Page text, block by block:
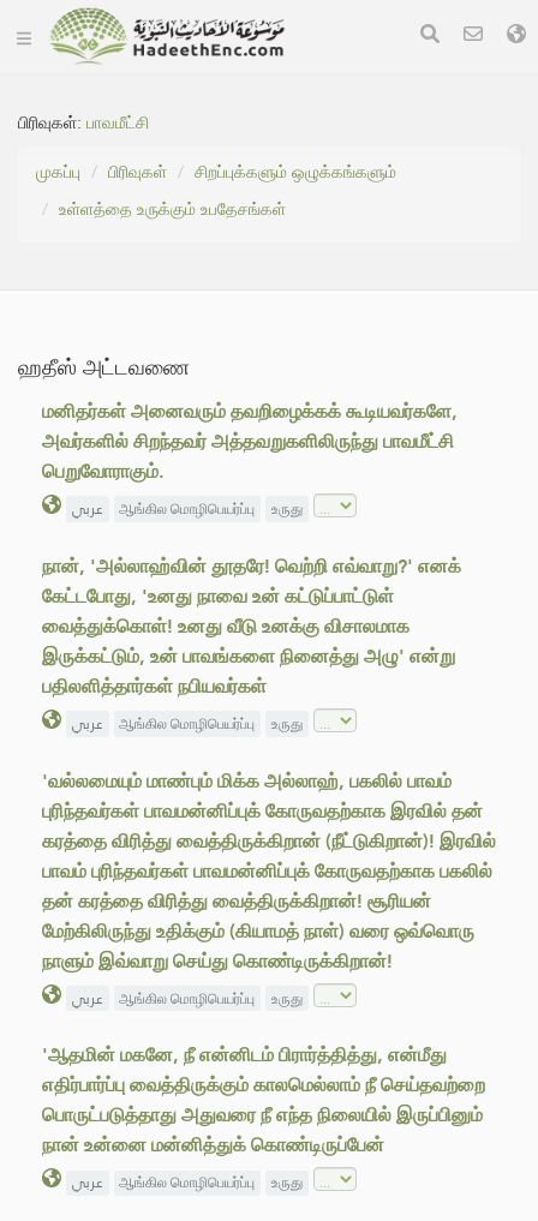
பிரிவுகள்:பாவமீட்சி
முகப்பு
பிரிவுகள்
சிறப்புக்களும் ஒழுக்கங்களும்
உள்ளத்தை உருக்கும் உபதேசங்கள்
ஹதீஸ் அட்டவணை
மனிதர்கள் அனைவரும் தவறிழைக்கக் கூடியவர்களே,
அவர்களில் சிறந்தவர் அத்தவறுகளிலிருந்து பாவமீட்சி
பெறுவோராகும்.
عربي ஆங்கில மொழிபெயர்ப்பு உருது
நான், 'அல்லாஹ்வின் தூதரே! வெற்றி எவ்வாறு?' எனக்
கேட்டபோது, 'உனது நாவை உன் கட்டுப்பாட்டுள்
வைத்துக்கொள்! உனது வீடு உனக்கு விசாலமாக
இருக்கட்டும், உன் பாவங்களை நினைத்து அழு' என்று
பதிலளித்தார்கள் நபியவர்கள்
عربي ஆங்கில மொழிபெயர்ப்பு உருது
'வல்லமையும் மாண்பும் மிக்க அல்லாஹ், பகலில் பாவம்
புரிந்தவர்கள் பாவமன்னிப்புக் கோருவதற்காக இரவில் தன்
கரத்தை விரித்து வைத்திருக்கிறான் (நீட்டுகிறான்)! இரவில்
பாவம் புரிந்தவர்கள் பாவமன்னிப்புக் கோருவதற்காக பகலில்
தன் கரத்தை விரித்து வைத்திருக்கிறான்! சூரியன்
மேற்கிலிருந்து உதிக்கும் (கியாமத் நாள்) வரை ஒவ்வொரு
நாளும் இவ்வாறு செய்து கொண்டிருக்கிறான்!
عربي ஆங்கில மொழிபெயர்ப்பு உருது
'ஆதமின் மகனே, நீ என்னிடம் பிரார்த்தித்து, என்மீது
எதிர்பார்ப்பு வைத்திருக்கும் காலமெல்லாம் நீ செய்தவற்றை
பொருட்படுத்தாது அதுவரை நீ எந்த நிலையில் இருப்பினும்
நான் உன்னை மன்னித்துக் கொண்டிருப்பேன்
عربي ஆங்கில மொழிபெயர்ப்பு உருது